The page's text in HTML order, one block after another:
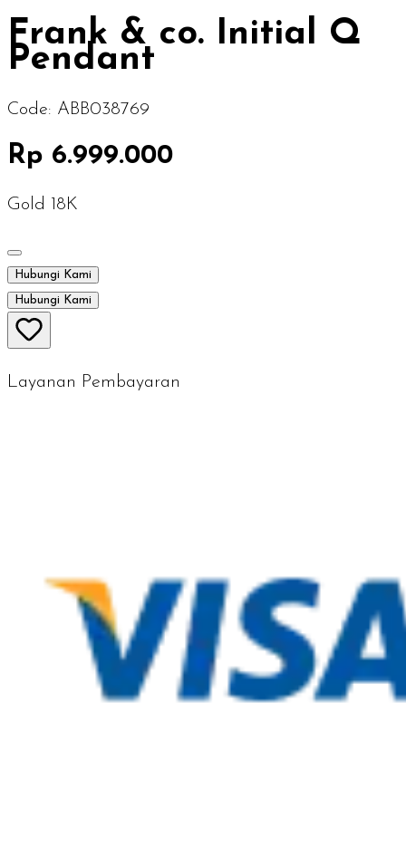
Frank & co. Initial Q
Pendant
Code: ABB038769
Rp 6.999.000
Gold 18K
Hubungi Kami
Hubungi Kami
Layanan Pembayaran